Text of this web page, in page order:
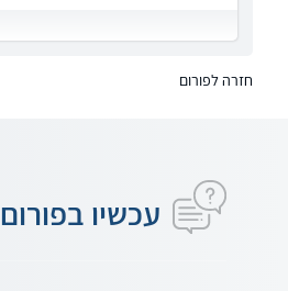
חזרה לפורום
עכשיו בפורום